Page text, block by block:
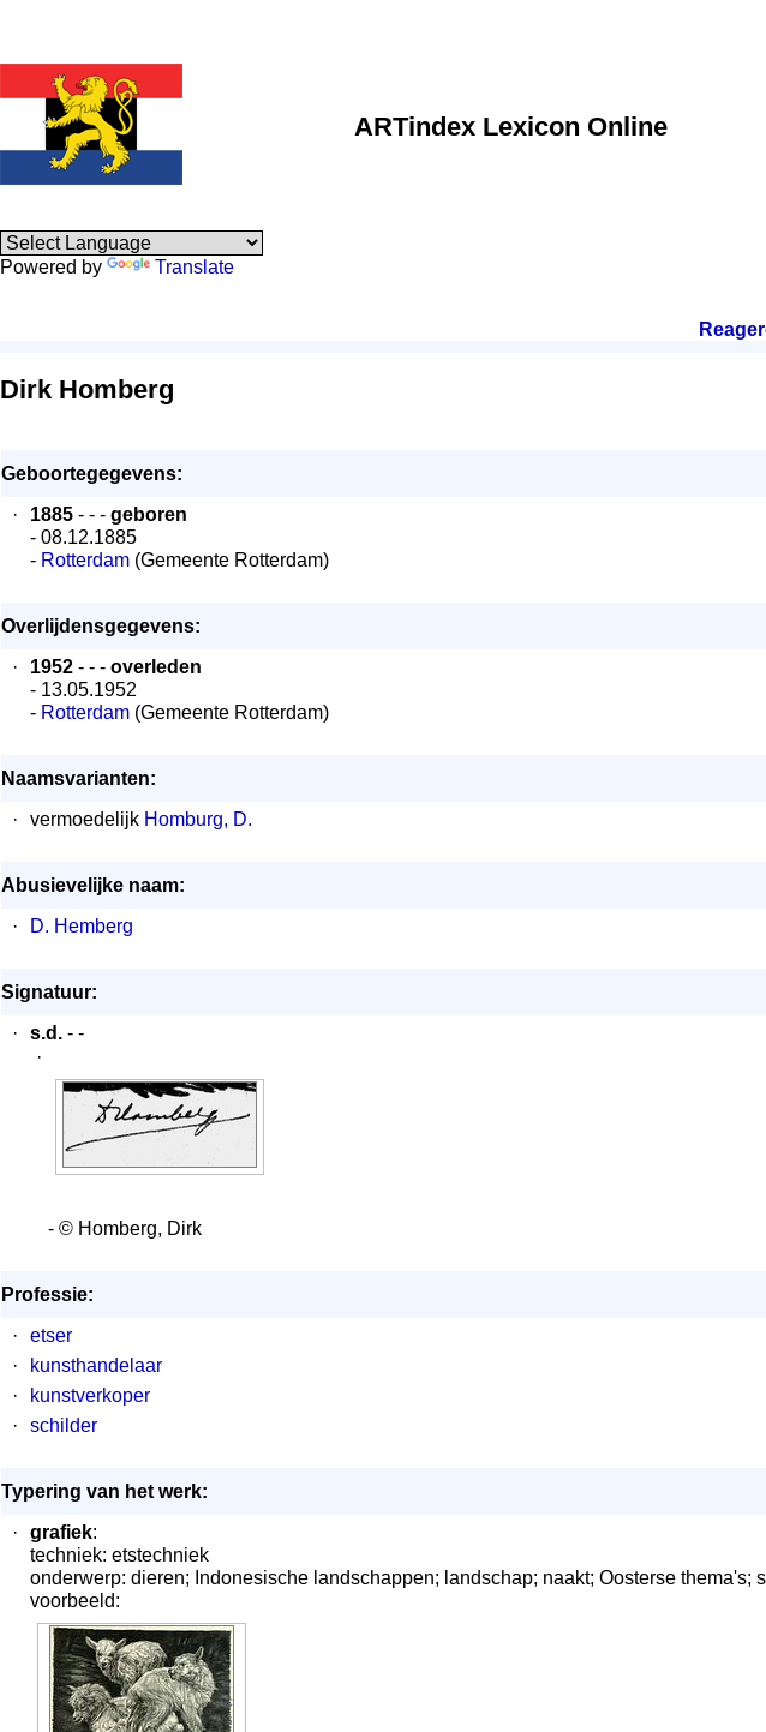
ARTindex Lexicon Online
Powered by Translate
Dirk Homberg
Geboortegegevens:
·
1885 - - - geboren
- 08.12.1885
- Rotterdam (Gemeente Rotterdam)
Overlijdensgegevens:
·
1952 - - - overleden
- 13.05.1952
- Rotterdam (Gemeente Rotterdam)
Naamsvarianten:
·
vermoedelijk Homburg, D.
Abusievelijke naam:
·
D. Hemberg
Signatuur:
·
s.d. - -
·
- © Homberg, Dirk
Professie:
·
etser
·
kunsthandelaar
·
kunstverkoper
·
schilder
Typering van het werk:
·
grafiek:
techniek: etstechniek
onderwerp: dieren; Indonesische landschappen; landschap; naakt; Oosterse thema's;
voorbeeld: